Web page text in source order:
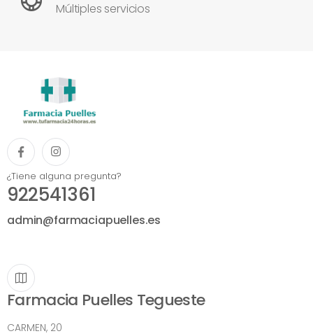
Múltiples servicios
¿Tiene alguna pregunta?
922541361
admin@farmaciapuelles.es
Farmacia Puelles Tegueste
CARMEN, 20